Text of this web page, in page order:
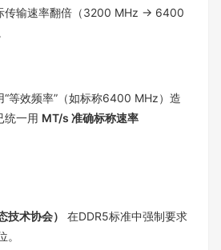
传输速率翻倍（3200 MHz → 6400
“等效频率”（如标称6400 MHz）造
统一用 MT/s 准确标称速率
技术协会）
在DDR5标准中强制要求